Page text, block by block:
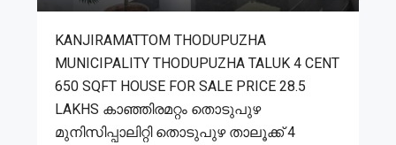
KANJIRAMATTOM THODUPUZHA
MUNICIPALITY THODUPUZHA TALUK 4 CENT
650 SQFT HOUSE FOR SALE PRICE 28.5
LAKHS കാഞ്ഞിരമറ്റം തൊടുപുഴ
മുനിസിപ്പാലിറ്റി തൊടുപുഴ താലൂക്ക് 4